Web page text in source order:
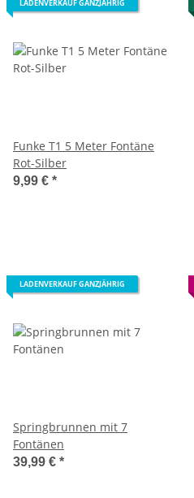
LADENVERKAUF GANZJÄHRIG
Funke T1 5 Meter Fontäne
Rot-Silber
9,99 € *
LADENVERKAUF GANZJÄHRIG
Springbrunnen mit 7
Fontänen
39,99 € *